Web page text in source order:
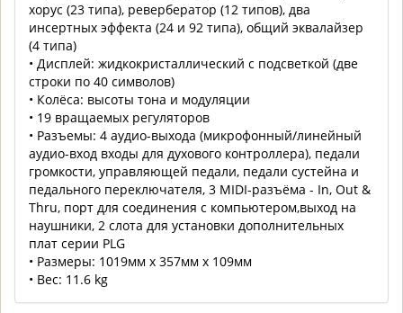
хорус (23 типа), ревербератор (12 типов), два
инсертных эффекта (24 и 92 типа), общий эквалайзер
(4 типа)
• Дисплей: жидкокристаллический с подсветкой (две
строки по 40 символов)
• Колёса: высоты тона и модуляции
• 19 вращаемых регуляторов
• Разъемы: 4 аудио-выхода (микрофонный/линейный
аудио-вход входы для духового контроллера), педали
громкости, управляющей педали, педали сустейна и
педального переключателя, 3 MIDI-разъёма - In, Out &
Thru, порт для соединения с компьютером,выход на
наушники, 2 слота для установки дополнительных
плат серии PLG
• Размеры: 1019мм x 357мм x 109мм
• Вес: 11.6 kg